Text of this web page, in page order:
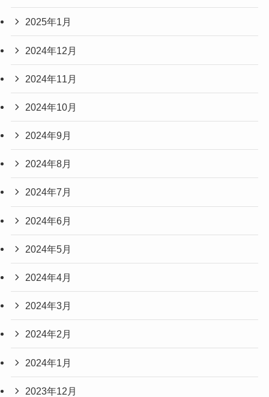
2025年1月
2024年12月
2024年11月
2024年10月
2024年9月
2024年8月
2024年7月
2024年6月
2024年5月
2024年4月
2024年3月
2024年2月
2024年1月
2023年12月